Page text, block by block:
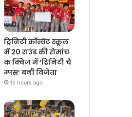
ट्रिनिटी कॉन्वेंट स्कूल
में 20 राउंड की रोमांच
क क्विज में ‘ट्रिनिटी चै
म्पस’ बनी विजेता
15 hours ago